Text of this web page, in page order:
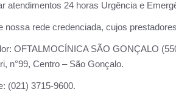
atendimentos 24 horas Urgência e
nossa rede credenciada, cujos
OFTALMOCÍNICA
n°99, Centro – São Gonçalo.
(021) 3715-9600.